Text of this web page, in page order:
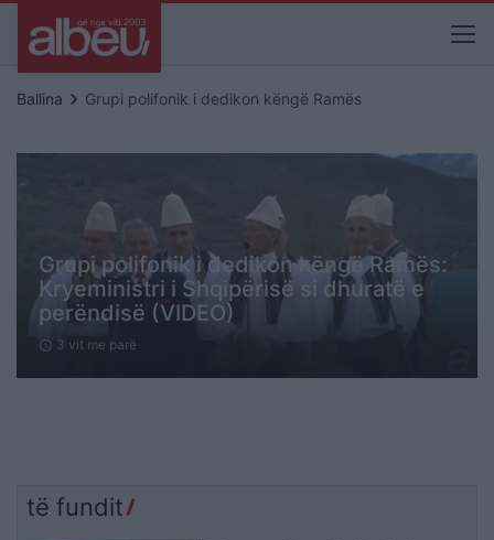
Ballina keyboard_arrow_right Grupi polifonik i dedikon këngë Ramës
Grupi polifonik i dedikon këngë Ramës:
Kryeministri i Shqipërisë si dhuratë e
perëndisë (VIDEO)
schedule 3 vit me parë
të fundit